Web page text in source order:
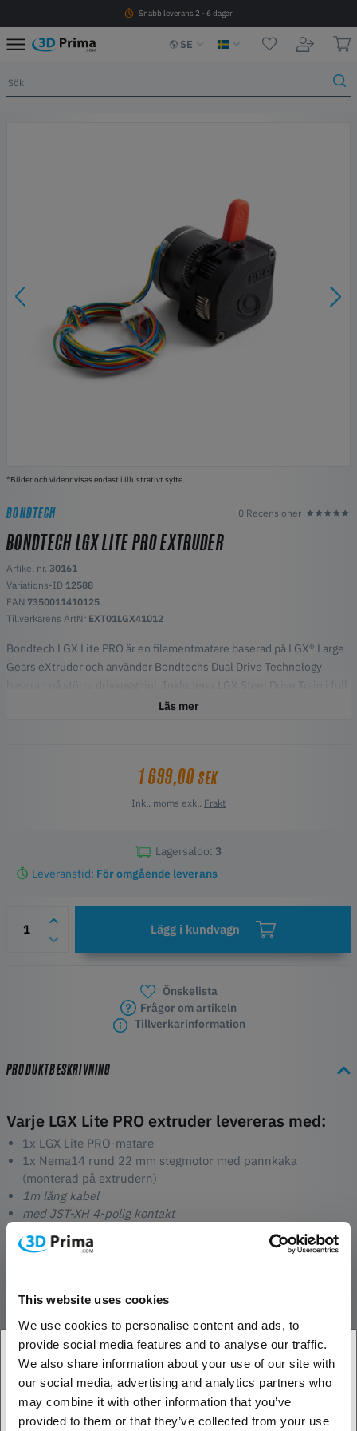
This website uses cookies
We use cookies to personalise content and ads, to
provide social media features and to analyse our traffic.
We also share information about your use of our site with
our social media, advertising and analytics partners who
may combine it with other information that you’ve
provided to them or that they’ve collected from your use
Snabb leverans 2 - 6 dagar
SE
*Bilder och videor visas endast i illustrativt syfte.
BONDTECH 0 Recensioner
BONDTECH LGX LITE PRO EXTRUDER
Artikel nr. 30161
Variations-ID 12588
EAN 7350011410125
Tillverkarens ArtNr EXT01LGX41012
Bondtech LGX Lite PRO är en filamentmatare baserad på LGX® Large
Gears eXtruder och använder Bondtechs Dual Drive Technology
baserad på större drivkugghjul. Inkluderar LGX Steel Drive Train i full
storlek, underhållsfönster och filamentspänningsspak med 5
mikroformfaktor, fjäderlätt och litet fotavtryck
stora drivhjul för förbättrat filamentgrepp
Läs mer
1 699,00SEK
Inkl. moms exkl. Frakt
Lagersaldo: 3
Leveranstid: För omgående leverans
Lägg i kundvagn
Önskelista
Frågor om artikeln
Tillverkarinformation
PRODUKTBESKRIVNING
Varje LGX Lite PRO extruder levereras med:
1x LGX Lite PRO-matare
1x Nema14 rund 22 mm stegmotor med pannkaka
(monterad på extrudern)
1m lång kabel
med JST-XH 4-polig kontakt
1x 2mm sexkantsnyckel (rekommenderat verktyg)
1x Powered By Bondtech-klistermärke
1x Krage med push-fit (insatt)
1x 30 mm PTFE-rör för användning i PTFE-röradapter
8x M3 fyrkantsmuttrar för förstärkning av monteringshål
(monterade)
1. Är du en företagskund eller en privatkund?